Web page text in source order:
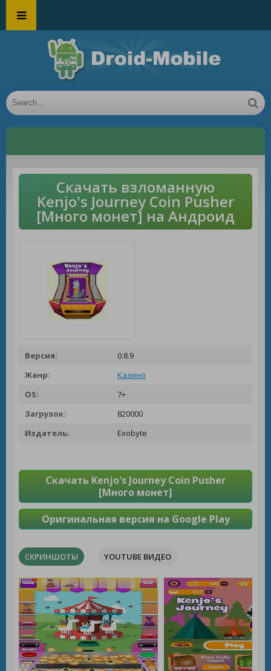
Скачать взломанную
Kenjo's Journey Coin Pusher
[Много монет] на Андроид
Версия:
0.8.9
Жанр:
Казино
OS:
7+
Загрузок:
820000
Издатель:
Exobyte
Скачать Kenjo's Journey Coin Pusher
[Много монет]
Оригинальная версия на Google Play
СКРИНШОТЫ YOUTUBE ВИДЕО